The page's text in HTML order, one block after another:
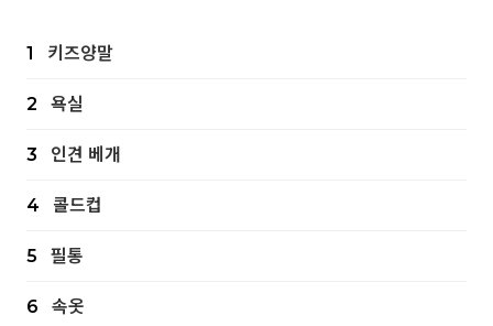
1 키즈양말
2 욕실
3 인견 베개
4 콜드컵
5 필통
6 속옷